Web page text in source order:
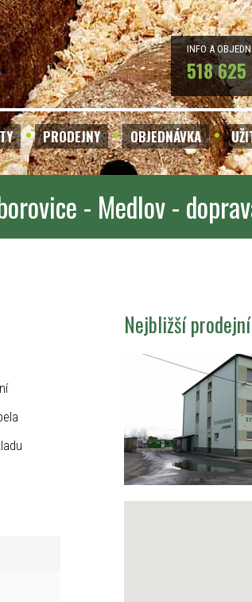
INFO A
518
PRODEJNY OBJEDNÁVKA
- Medlov -
Nejbližší